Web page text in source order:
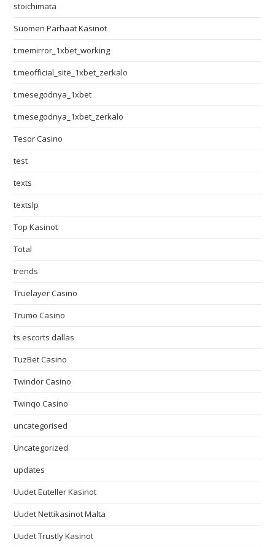
stoichimata
Suomen Parhaat Kasinot
t.memirror_1xbet_working
t.meofficial_site_1xbet_zerkalo
t.mesegodnya_1xbet
t.mesegodnya_1xbet_zerkalo
Tesor Casino
test
texts
textslp
Top Kasinot
Total
trends
Truelayer Casino
Trumo Casino
ts escorts dallas
TuzBet Casino
Twindor Casino
Twinqo Casino
uncategorised
Uncategorized
updates
Uudet Euteller Kasinot
Uudet Nettikasinot Malta
Uudet Trustly Kasinot